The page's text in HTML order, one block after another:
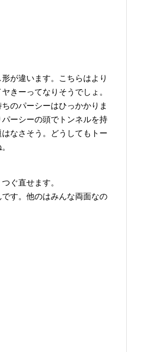
が違います。こちらはより
きーってなりそうでしょ。
のパーシーはひっかかりま
ーシーの頭でトンネルを持
なさそう。どうしてもトー
ぐ直せます。
す。他のはみんな両面なの